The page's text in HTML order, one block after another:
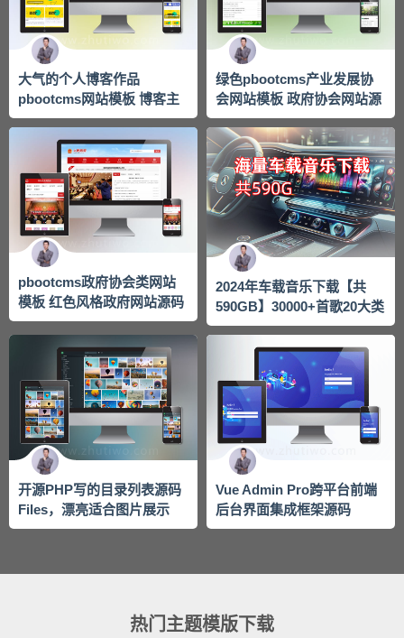
大气的个人博客作品
pbootcms网站模板 博客主
题作品展示网站源码下载
绿色pbootcms产业发展协
会网站模板 政府协会网站源
码下载
pbootcms政府协会类网站
模板 红色风格政府网站源码
下载
2024年车载音乐下载【共
590GB】30000+首歌20大类
开源PHP写的目录列表源码
Files，漂亮适合图片展示
Vue Admin Pro跨平台前端
后台界面集成框架源码
热门主题模版下载